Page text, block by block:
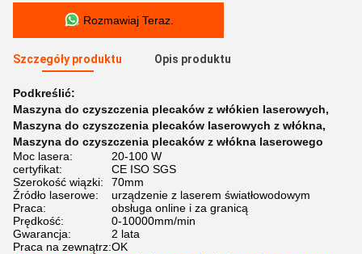
Rozmawiaj Teraz.
Szczegóły produktu Opis produktu
Podkreślić:
Maszyna do czyszczenia plecaków z włókien laserowych,
Maszyna do czyszczenia plecaków laserowych z włókna,
Maszyna do czyszczenia plecaków z włókna laserowego
Moc lasera:
20-100 W
certyfikat:
CE ISO SGS
Szerokość wiązki:
70mm
Źródło laserowe:
urządzenie z laserem światłowodowym
Praca:
obsługa online i za granicą
Prędkość:
0-10000mm/min
Gwarancja:
2 lata
Praca na zewnątrz:OK